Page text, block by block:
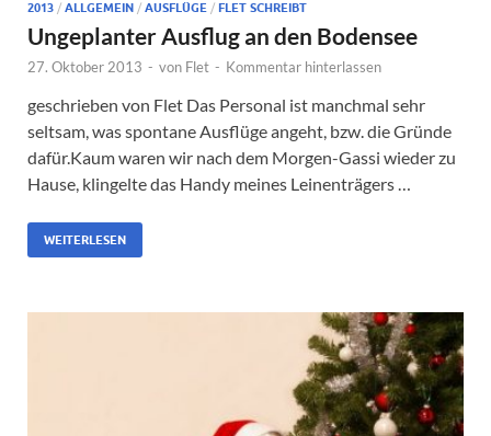
2013 / ALLGEMEIN / AUSFLÜGE / FLET SCHREIBT
Ungeplanter Ausflug an den Bodensee
27. Oktober 2013 - von Flet - Kommentar hinterlassen
geschrieben von Flet Das Personal ist manchmal sehr
seltsam, was spontane Ausflüge angeht, bzw. die Gründe
dafür.Kaum waren wir nach dem Morgen-Gassi wieder zu
Hause, klingelte das Handy meines Leinenträgers …
WEITERLESEN